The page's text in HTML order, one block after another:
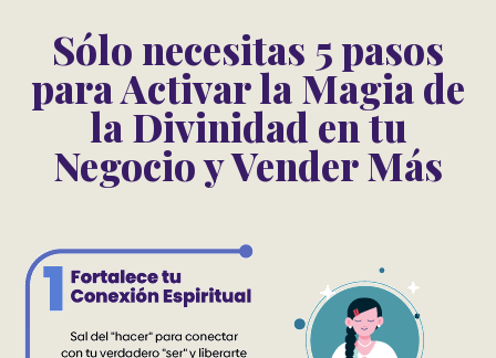
Sólo necesitas 5 pasos
para Activar la Magia de
la Divinidad en tu
Negocio y Vender Más